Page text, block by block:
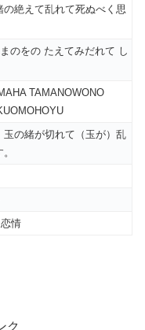
絶えて乱れて死ぬべく思
のをの たえてみだれて し
TAMANOWONO
の緒が切れて（玉が）乱
情
ク